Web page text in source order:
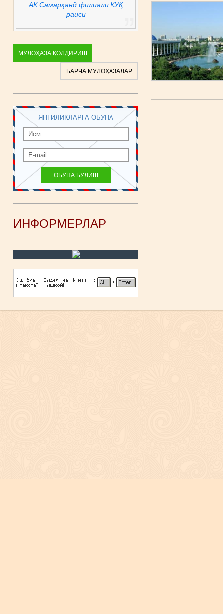
КУҚ
МУЛОҲАЗА ҚОЛДИРИШ
БАРЧА МУЛОҲАЗАЛАР
ЯНГИЛИКЛАРГА ОБУНА
ИНФОРМЕРЛАР